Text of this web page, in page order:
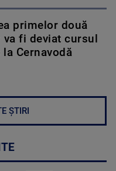
primelor două
va fi deviat cursul
Cernavodă
ȘTIRI